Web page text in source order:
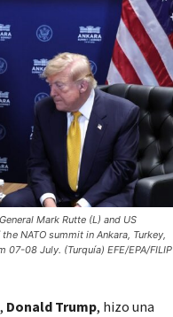
Mark Rutte (L) and US
NATO summit in Ankara, Turkey,
08 July. (Turquía) EFE/EPA/FILIP
Donald Trump, hizo una